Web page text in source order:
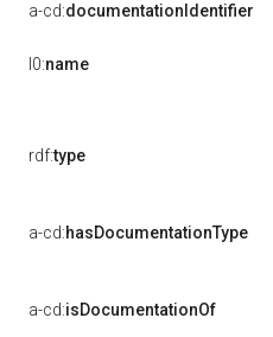
a-cd:documentationIdentifier
l0:name
rdf:type
a-cd:hasDocumentationType
a-cd:isDocumentationOf